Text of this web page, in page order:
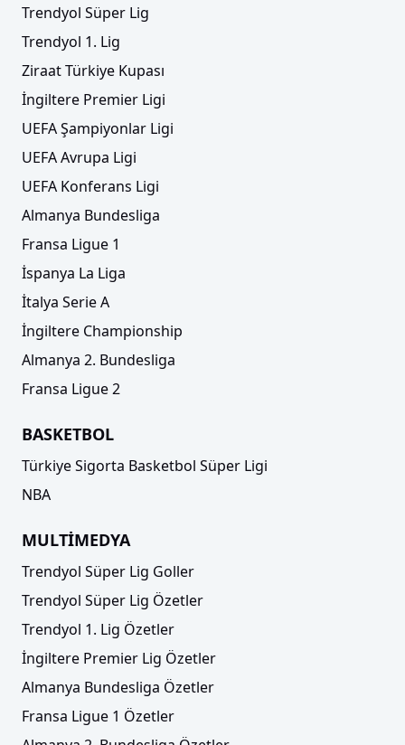
Trendyol Süper Lig
Trendyol 1. Lig
Ziraat Türkiye Kupası
İngiltere Premier Ligi
UEFA Şampiyonlar Ligi
UEFA Avrupa Ligi
UEFA Konferans Ligi
Almanya Bundesliga
Fransa Ligue 1
İspanya La Liga
İtalya Serie A
İngiltere Championship
Almanya 2. Bundesliga
Fransa Ligue 2
BASKETBOL
Türkiye Sigorta Basketbol Süper Ligi
NBA
MULTİMEDYA
Trendyol Süper Lig Goller
Trendyol Süper Lig Özetler
Trendyol 1. Lig Özetler
İngiltere Premier Lig Özetler
Almanya Bundesliga Özetler
Fransa Ligue 1 Özetler